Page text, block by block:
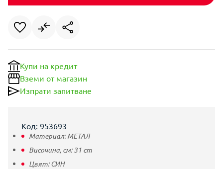
Купи на кредит
Вземи от магазин
Изпрати запитване
Код: 953693
Материал:МЕТАЛ
Височина, см:31 cm
Цвят:СИН